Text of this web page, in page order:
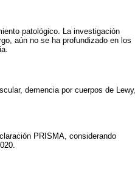
patológico. La investigación
aún no se ha profundizado en los
demencia por cuerpos de Lewy,
PRISMA, considerando